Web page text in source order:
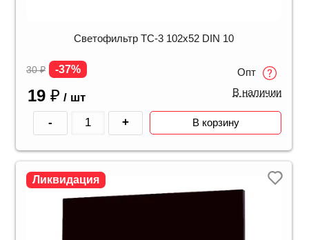
Светофильтр ТС-3 102х52 DIN 10
30₽ -37%
19 ₽ / шт
Опт
В наличии
- + В корзину
Ликвидация